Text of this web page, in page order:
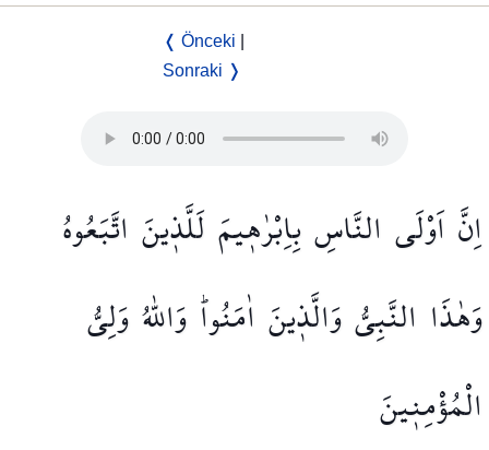
❬ Önceki
Sonraki ❭
اِنَّاَوْلَى النَّاسِبِاِبْرٰه۪يمَلَلَّذ۪ينَ اتَّبَعُوهُ
وَهٰذَا النَّبِيُّوَالَّذ۪ينَ اٰمَنُواۜ وَاللّٰهُوَلِيُّ
الْمُؤْمِن۪ينَ